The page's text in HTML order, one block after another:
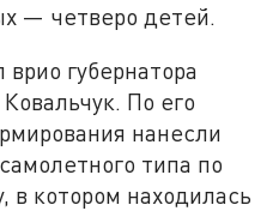
— четверо детей.
губернатора
По его
нанесли
типа по
в котором находилась